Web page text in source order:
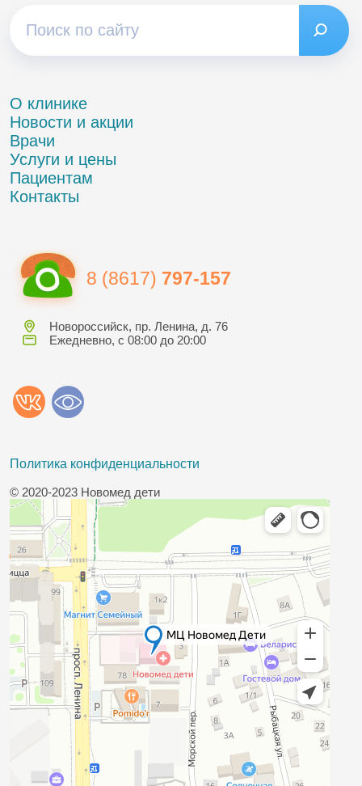
О клинике
Новости и акции
Врачи
Услуги и цены
Пациентам
Контакты
8 (8617) 797-157
Новороссийск, пр. Ленина, д. 76
Ежедневно, с 08:00 до 20:00
Политика конфиденциальности
© 2020-2023 Новомед дети